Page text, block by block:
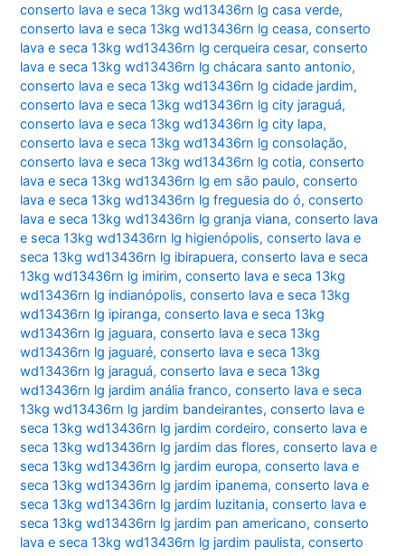
conserto lava e seca 13kg wd13436rn lg casa verde,
conserto lava e seca 13kg wd13436rn lg ceasa,conserto
lava e seca 13kg wd13436rn lg cerqueira cesar,conserto
lava e seca 13kg wd13436rn lg chácara santo antonio,
conserto lava e seca 13kg wd13436rn lg cidade jardim,
conserto lava e seca 13kg wd13436rn lg city jaraguá,
conserto lava e seca 13kg wd13436rn lg city lapa,
conserto lava e seca 13kg wd13436rn lg consolação,
conserto lava e seca 13kg wd13436rn lg cotia,conserto
lava e seca 13kg wd13436rn lg em são paulo,conserto
lava e seca 13kg wd13436rn lg freguesia do ó,conserto
lava e seca 13kg wd13436rn lg granja viana,conserto lava
e seca 13kg wd13436rn lg higienópolis,conserto lava e
seca 13kg wd13436rn lg ibirapuera,conserto lava e seca
13kg wd13436rn lg imirim,conserto lava e seca 13kg
wd13436rn lg indianópolis,conserto lava e seca 13kg
wd13436rn lg ipiranga,conserto lava e seca 13kg
wd13436rn lg jaguara,conserto lava e seca 13kg
wd13436rn lg jaguaré,conserto lava e seca 13kg
wd13436rn lg jaraguá,conserto lava e seca 13kg
wd13436rn lg jardim anália franco,conserto lava e seca
13kg wd13436rn lg jardim bandeirantes,conserto lava e
seca 13kg wd13436rn lg jardim cordeiro,conserto lava e
seca 13kg wd13436rn lg jardim das flores,conserto lava e
seca 13kg wd13436rn lg jardim europa,conserto lava e
seca 13kg wd13436rn lg jardim ipanema,conserto lava e
seca 13kg wd13436rn lg jardim luzitania,conserto lava e
seca 13kg wd13436rn lg jardim pan americano,conserto
lava e seca 13kg wd13436rn lg jardim paulista,conserto